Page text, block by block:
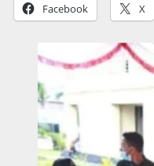
Facebook X